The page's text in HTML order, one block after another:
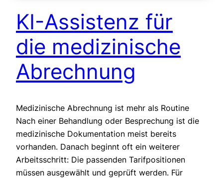
KI-Assistenz für
die medizinische
Abrechnung
Medizinische Abrechnung ist mehr als Routine
Nach einer Behandlung oder Besprechung ist die
medizinische Dokumentation meist bereits
vorhanden. Danach beginnt oft ein weiterer
Arbeitsschritt: Die passenden Tarifpositionen
müssen ausgewählt und geprüft werden. Für